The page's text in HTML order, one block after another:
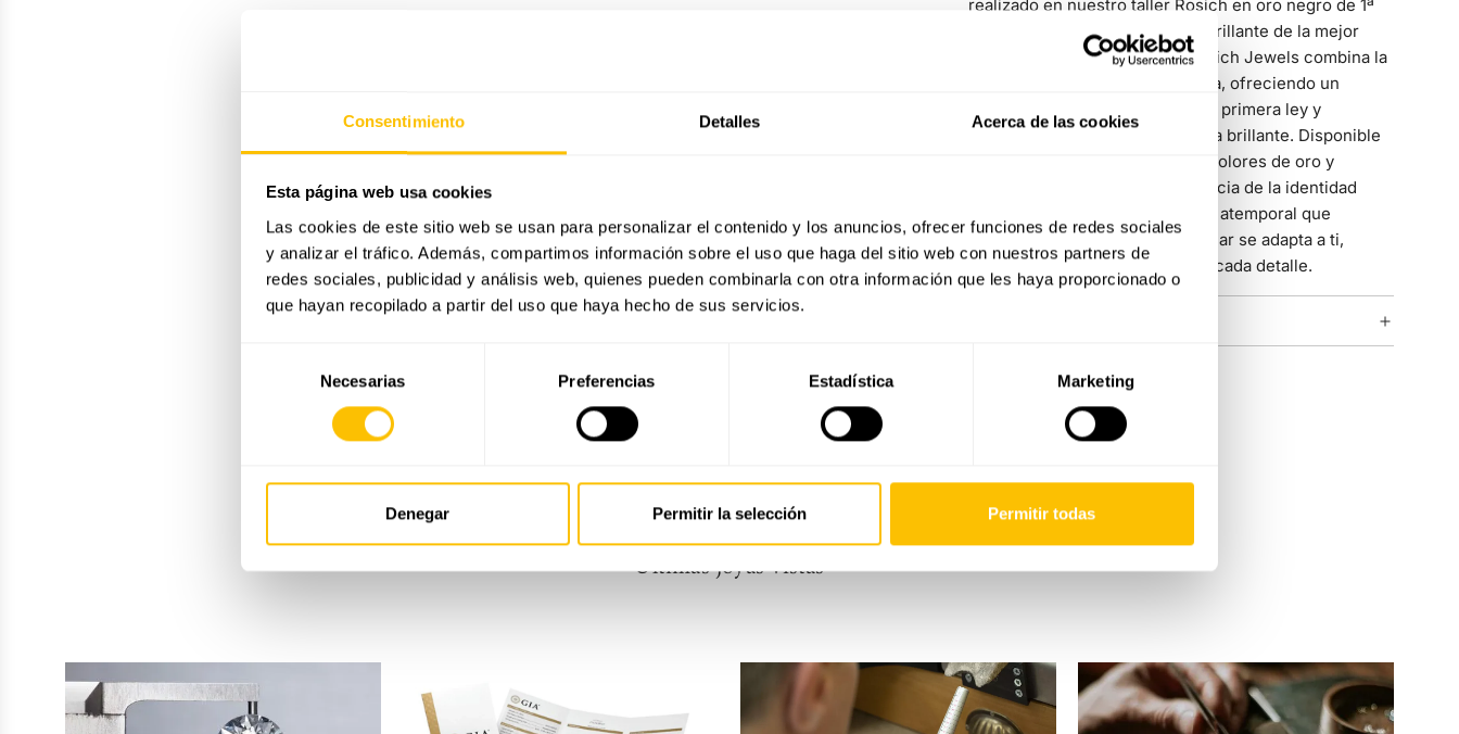
Consentimiento Detalles Acerca de las cookies
Esta página web usa cookies
Las cookies de este sitio web se usan para personalizar el contenido y los anuncios, ofrecer funciones de redes sociales
y analizar el tráfico. Además, compartimos información sobre el uso que haga del sitio web con nuestros partners de
redes sociales, publicidad y análisis web, quienes pueden combinarla con otra información que les haya proporcionado o
que hayan recopilado a partir del uso que haya hecho de sus servicios.
consentimiento
Necesarias Preferencias Estadística Marketing
Denegar Permitir la selección Permitir todas
V
realizado en nuestro taller Rosich en oro negro de 1ª
ley y diamantes marrones talla brillante de la mejor
El Collar Identity de Rosich Jewels combina la
personalización con la elegancia, ofreciendo un
colgante con tu inicial en oro de primera ley y
resplandecientes diamantes talla brillante. Disponible
en diversas combinaciones de colores de oro y
diamantes, esta pieza es la esencia de la identidad
personal y estilo. Con un diseño atemporal que
trasciende tendencias, cada collar se adapta a ti,
celebrando tu individualidad en cada detalle.
También te puede interesar
Últimas joyas vistas
del
diamante
garantía
Guía
tallas
Servicio
integral
Rosich